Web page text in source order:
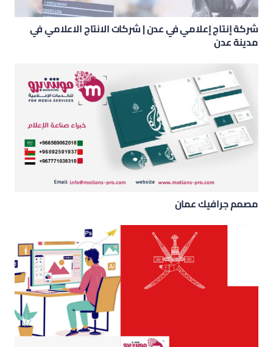
شركة إنتاج إعلامي في عدن | شركات الانتاج الاعلامي في
مدينة عدن
مصمم جرافيك عمان